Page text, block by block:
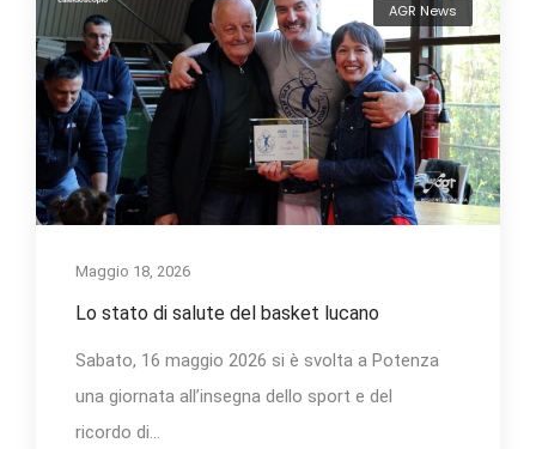
AGR News
Maggio 18, 2026
Lo stato di salute del basket lucano
Sabato, 16 maggio 2026 si è svolta a Potenza
una giornata all’insegna dello sport e del
ricordo di...